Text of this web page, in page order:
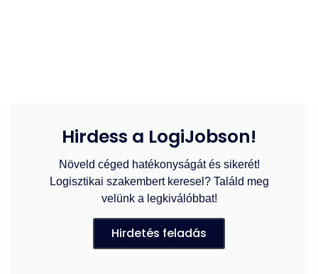
Hirdess a LogiJobson!
Növeld céged hatékonyságát és sikerét!
Logisztikai szakembert keresel? Találd meg
velünk a legkiválóbbat!
Hirdetés feladás